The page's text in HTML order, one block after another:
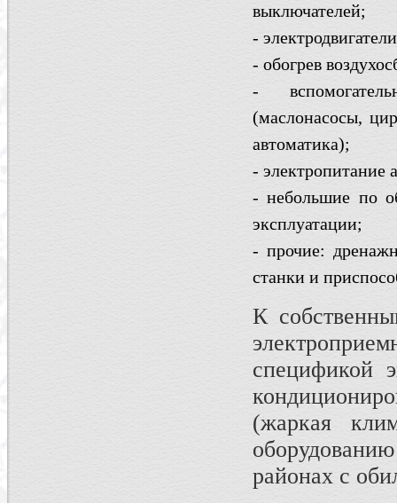
выключателей;
-
- обогрев
-
(маслонасосы,
автоматика);
- электропитание
- небольшие по
эксплуатации;
- прочие:
станки и
К
спецификой
(жаркая
районах с